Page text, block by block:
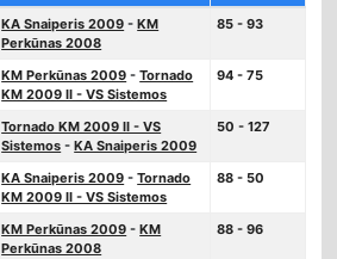
KA Snaiperis 2009 -KM
Perkūnas 2008
85 - 93
KM Perkūnas 2009 -Tornado
KM 2009 II - VS Sistemos
94 - 75
Tornado KM 2009 II - VS
Sistemos -KA Snaiperis 2009
50 - 127
KA Snaiperis 2009 -Tornado
KM 2009 II - VS Sistemos
88 - 50
KM Perkūnas 2009 -KM
Perkūnas 2008
88 - 96